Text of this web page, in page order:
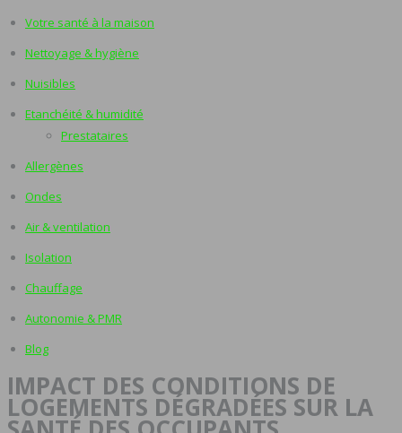
Votre santé à la maison
Nettoyage & hygiène
Nuisibles
Etanchéité & humidité
Prestataires
Allergènes
Ondes
Air & ventilation
Isolation
Chauffage
Autonomie & PMR
Blog
IMPACT DES CONDITIONS DE
LOGEMENTS DÉGRADÉES SUR LA